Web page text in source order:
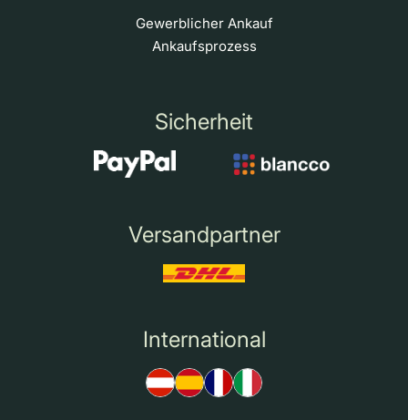
Gewerblicher Ankauf
Ankaufsprozess
Sicherheit
Versandpartner
International